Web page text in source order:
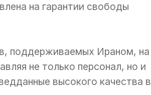
на гарантии свободы
поддерживаемых Ираном, на
не только персонал, но и
высокого качества в